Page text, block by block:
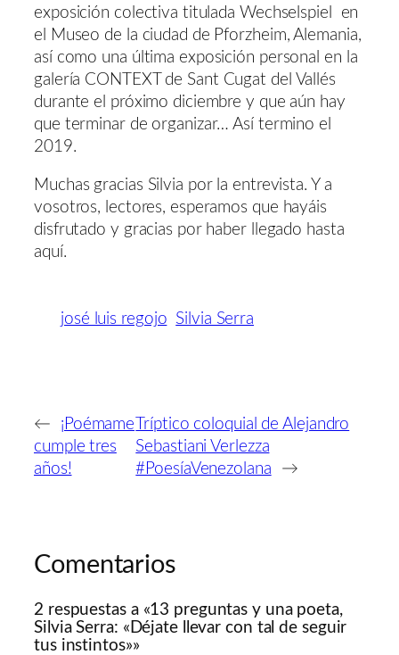
exposición colectiva titulada Wechselspiel en
el Museo de la ciudad de Pforzheim, Alemania,
así como una última exposición personal en la
galería CONTEXT de Sant Cugat del Vallés
durante el próximo diciembre y que aún hay
que terminar de organizar… Así termino el
2019.
Muchas gracias Silvia por la entrevista. Y a
vosotros, lectores, esperamos que hayáis
disfrutado y gracias por haber llegado hasta
aquí.
josé luis regojo Silvia Serra
←
¡Poémame
cumple tres
años!
Tríptico coloquial de Alejandro
Sebastiani Verlezza
#PoesíaVenezolana
→
Comentarios
2 respuestas a «13 preguntas y una poeta,
Silvia Serra: «Déjate llevar con tal de seguir
tus instintos»»